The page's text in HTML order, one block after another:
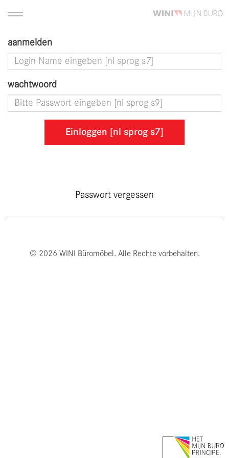
aanmelden
wachtwoord
Einloggen [nl sprog s7]
Passwort vergessen
© 2026 WINI Büromöbel. Alle Rechte vorbehalten.